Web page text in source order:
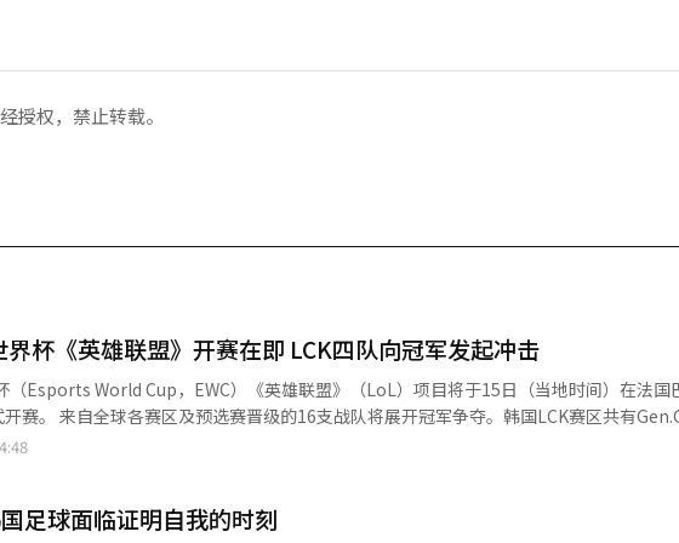
授权，禁止转载。
杯《英雄联盟》开赛在即 LCK四队向冠军发起冲击
（Esports World Cup，EWC）《英雄联盟》（LoL）项目将于15日（当地时间）在法国
赛。 来自全球各赛区及预选赛晋级的16支战队将展开冠军争夺。韩国LCK赛区共有
和DK（Dplus KIA）四支战队参赛，是本届赛事获得参赛名额最多的赛区。 据赛事主办方沙特电
9时30分举行。 作为卫冕冠军，Gen.G将向赛事两连冠发起冲击。该队去年在决
足球面临证明自我的时刻